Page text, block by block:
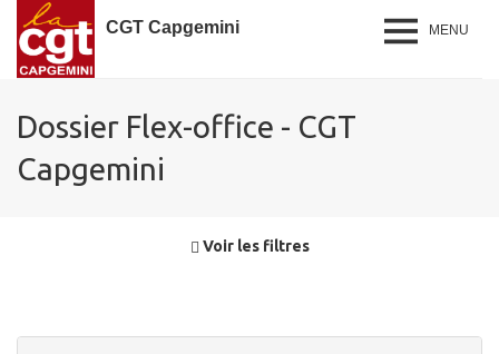
CGT Capgemini MENU
Dossier Flex-office - CGT
Capgemini
Voir les filtres